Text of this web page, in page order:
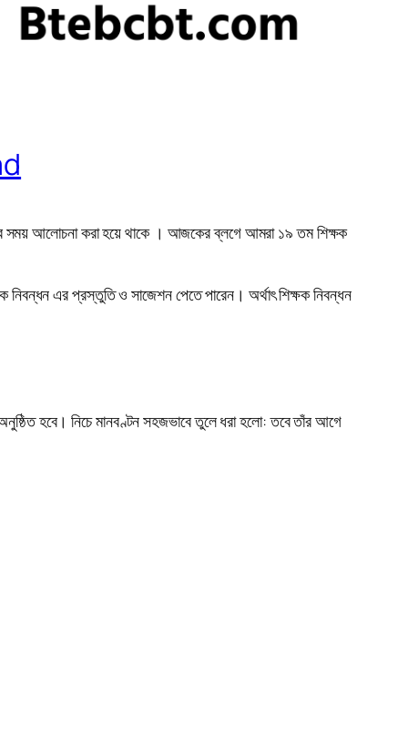
সময় আলোচনা করা হয়ে থাকে । আজকের ব্লগে আমরা ১৯ তম শিক্ষক
এর প্রস্তুতি ও সাজেশন পেতে পারেন। অর্থাৎ শিক্ষক নিবন্ধন
অনুষ্ঠিত হবে। নিচে মানবণ্টন সহজভাবে তুলে ধরা হলো: তবে তাঁর আগে